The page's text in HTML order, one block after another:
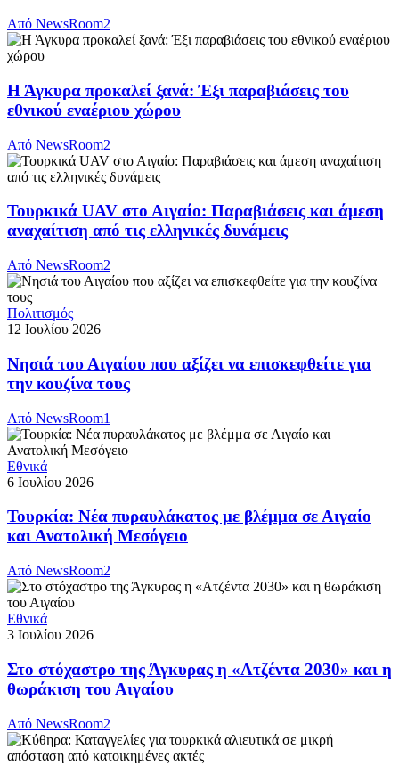
Από NewsRoom2
Η Άγκυρα προκαλεί ξανά: Έξι παραβιάσεις του
εθνικού εναέριου χώρου
Από NewsRoom2
Τουρκικά UAV στο Αιγαίο: Παραβιάσεις και άμεση
αναχαίτιση από τις ελληνικές δυνάμεις
Από NewsRoom2
Πολιτισμός
12 Ιουλίου 2026
Νησιά του Αιγαίου που αξίζει να επισκεφθείτε για
την κουζίνα τους
Από NewsRoom1
Εθνικά
6 Ιουλίου 2026
Τουρκία: Νέα πυραυλάκατος με βλέμμα σε Αιγαίο
και Ανατολική Μεσόγειο
Από NewsRoom2
Εθνικά
3 Ιουλίου 2026
Στο στόχαστρο της Άγκυρας η «Ατζέντα 2030» και η
θωράκιση του Αιγαίου
Από NewsRoom2